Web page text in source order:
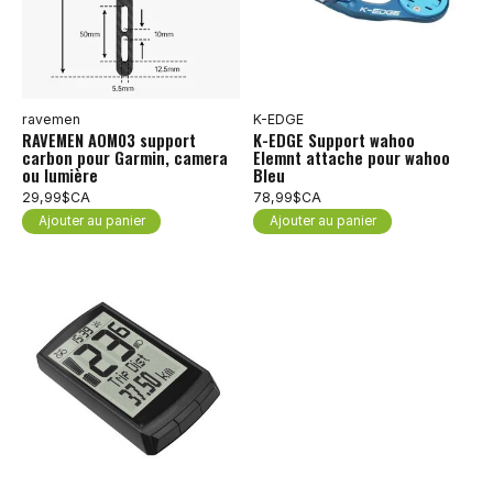
ravemen
RAVEMEN AOM03 support
carbon pour Garmin, camera
ou lumière
29,99$CA
Ajouter au panier
K-EDGE
K-EDGE Support wahoo
Elemnt attache pour wahoo
Bleu
78,99$CA
Ajouter au panier